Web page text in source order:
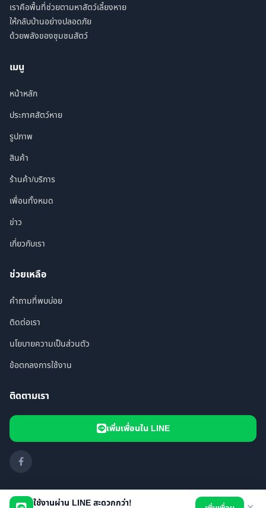
ใช้งานผ่าน LINE สะดวกกว่า!
เราคือพื้นที่ช่วยตามหาสัตว์เลี้ยงหาย
ให้กลับบ้านอย่างปลอดภัย
ด้วยพลังของชุมชนสัตว์
เมนู
หน้าหลัก
ประกาศสัตว์หาย
รูปภาพ
สินค้า
ร้านค้า/บริการ
เพื่อนทั้งหมด
ข่าว
เกี่ยวกับเรา
ช่วยเหลือ
คำถามที่พบบ่อย
ติดต่อเรา
นโยบายความเป็นส่วนตัว
ข้อตกลงการใช้งาน
ติดตามเรา
เพิ่มเพื่อนใน LINE